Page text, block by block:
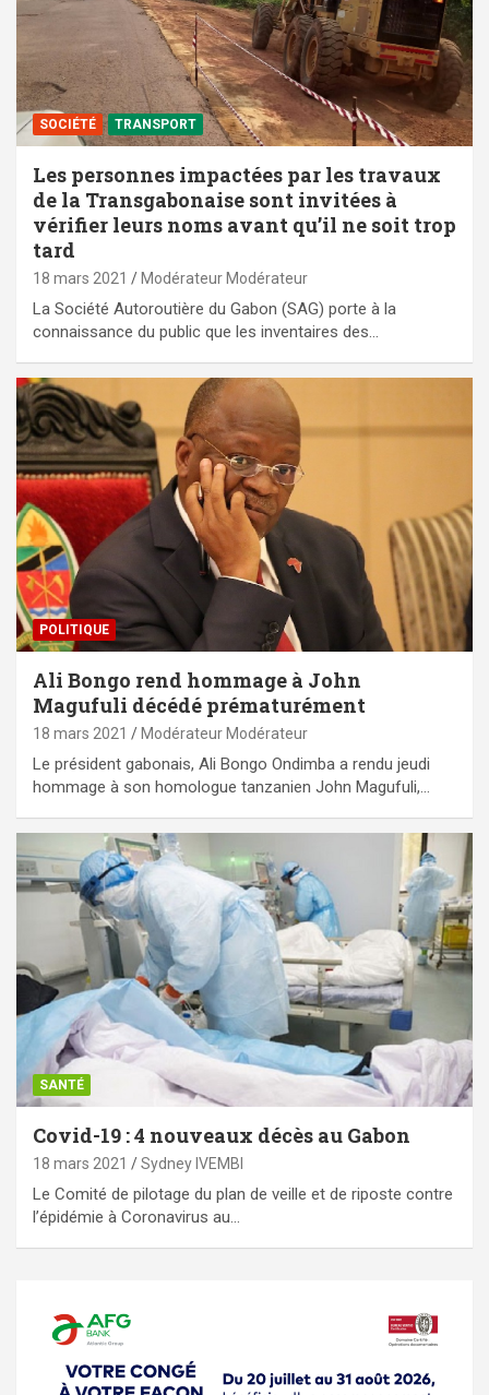
SOCIÉTÉ TRANSPORT
Les personnes impactées par les travaux
de la Transgabonaise sont invitées à
vérifier leurs noms avant qu’il ne soit trop
tard
18 mars 2021 Modérateur Modérateur
La Société Autoroutière du Gabon (SAG) porte à la
connaissance du public que les inventaires des…
POLITIQUE
Ali Bongo rend hommage à John
Magufuli décédé prématurément
18 mars 2021 Modérateur Modérateur
Le président gabonais, Ali Bongo Ondimba a rendu jeudi
hommage à son homologue tanzanien John Magufuli,…
SANTÉ
Covid-19 : 4 nouveaux décès au Gabon
18 mars 2021 Sydney IVEMBI
Le Comité de pilotage du plan de veille et de riposte contre
l’épidémie à Coronavirus au…